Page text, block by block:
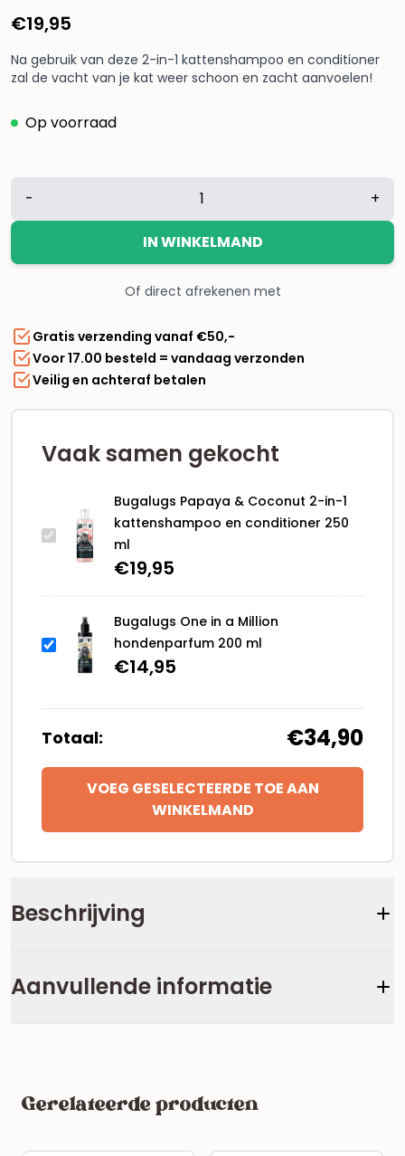
Beschrijving
Aanvullende informatie
€19,95
Na gebruik van deze 2-in-1 kattenshampoo en conditioner
zal de vacht van je kat weer schoon en zacht aanvoelen!
Op voorraad
&
kattenshampoo
en
conditioner
aantal
- +
IN WINKELMAND
Of direct afrekenen met
Gratis verzending vanaf €50,-
Voor 17.00 besteld = vandaag verzonden
Veilig en achteraf betalen
Vaak samen gekocht
Bugalugs Papaya & Coconut 2-in-1
kattenshampoo en conditioner 250
ml
€19,95
Bugalugs One in a Million
hondenparfum 200 ml
€14,95
Totaal: €34,90
VOEG GESELECTEERDE TOE AAN
WINKELMAND
Gerelateerde producten